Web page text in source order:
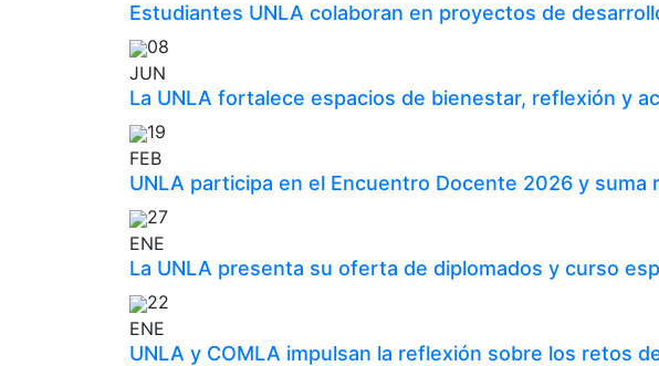
Estudiantes UNLA colaboran en proyectos de
08
JUN
La UNLA fortalece espacios de bienestar, reflexión y
19
FEB
UNLA participa en el Encuentro Docente 2026 y
27
ENE
La UNLA presenta su oferta de diplomados y curso
22
ENE
UNLA y COMLA impulsan la reflexión sobre los retos